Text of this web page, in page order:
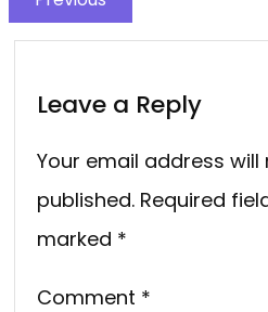
Leave a Reply
Your email address will
published. Required
marked *
Comment *